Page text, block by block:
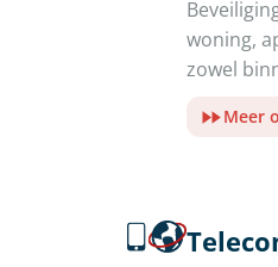
woning,
zowel
Meer